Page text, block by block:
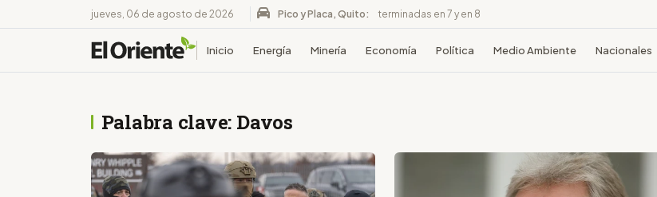
jueves, 06 de agosto de 2026 Pico y Placa, Quito: terminadas en 7 y en 8
Inicio Energía Minería Economía Política Medio Ambiente Nacionales
Palabra clave: Davos